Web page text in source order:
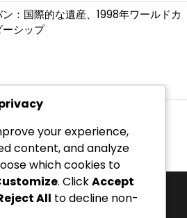
：国際的な遺産、1998年ワールドカ
シップ
your experience,
content, and analyze
which cookies to
. ClickAccept
All to decline non-